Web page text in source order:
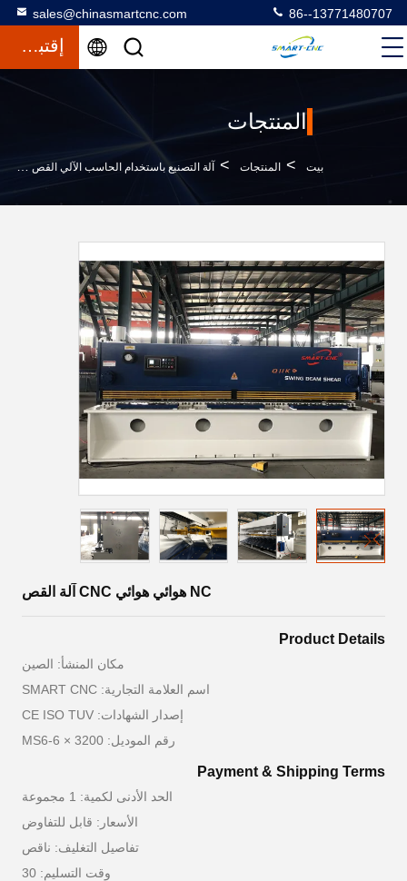
sales@chinasmartcnc.com 86--13771480707
إقتباس
المنتجات
بيت > المنتجات > آلة التصنيع باستخدام الحاسب الآلي القص الهيدروليكية
NC هوائي هوائي CNC آلة القص
Product Details
مكان المنشأ: الصين
اسم العلامة التجارية: SMART CNC
إصدار الشهادات: CE ISO TUV
رقم الموديل: MS6-6 × 3200
Payment & Shipping Terms
الحد الأدنى لكمية: 1 مجموعة
الأسعار: قابل للتفاوض
تفاصيل التغليف: ناقص
وقت التسليم: 30